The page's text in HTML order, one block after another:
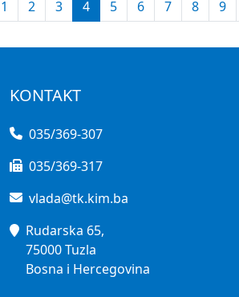
1 2 3 4 5 6 7 8 9
KONTAKT
035/369-307
035/369-317
vlada@tk.kim.ba
Rudarska 65,
75000 Tuzla
Bosna i Hercegovina